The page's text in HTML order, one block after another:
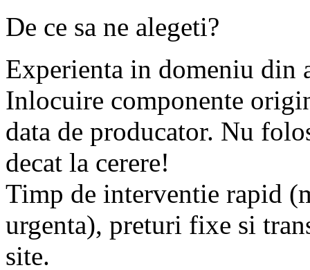
De ce sa ne alegeti?
Experienta in domeniu din
Inlocuire componente
data de producator. Nu
decat la cerere!
Timp de interventie rapid
urgenta), preturi fixe si
site.